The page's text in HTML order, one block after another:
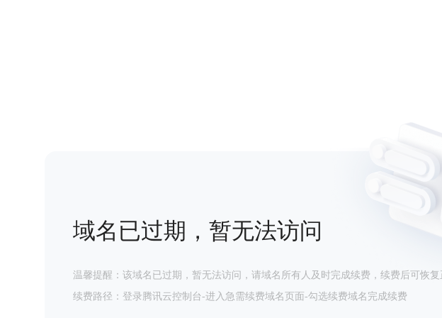
域名已过期，暂无法访问
温馨提醒：该域名已过期，暂无法访问，请域名所有人及时完成续费，续费后可恢复
续费路径：登录腾讯云控制台-进入急需续费域名页面-勾选续费域名完成续费